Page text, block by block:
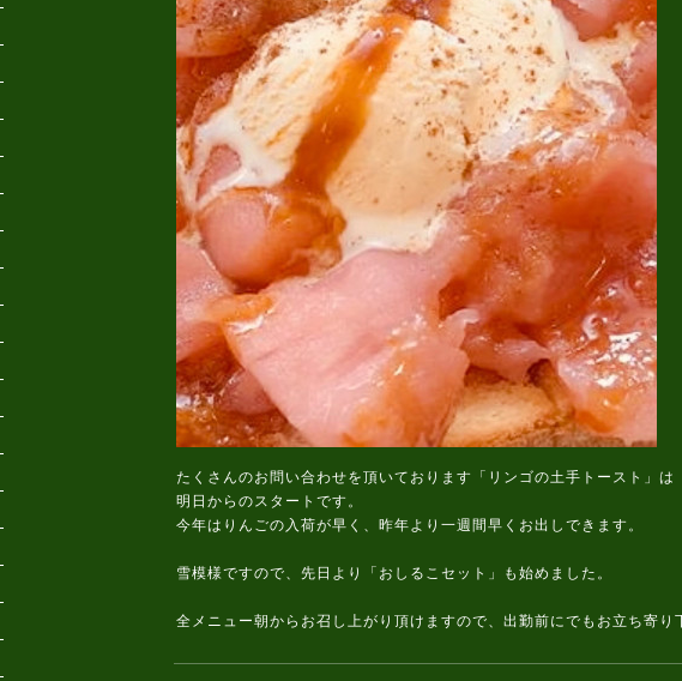
たくさんのお問い合わせを頂いております「リンゴの土手トースト」は
明日からのスタートです。
今年はりんごの入荷が早く、昨年より一週間早くお出しできます。
雪模様ですので、先日より「おしるこセット」も始めました。
全メニュー朝からお召し上がり頂けますので、出勤前にでもお立ち寄り